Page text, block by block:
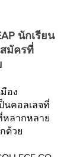
นักเรียน
มัครที่
อง
นคอลเลจที่
หลากหลาย
ด้วย